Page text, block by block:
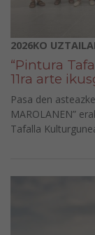
2026KO
“Pintura
11ra arte
Pasa den
MAROLANEN”
Tafalla